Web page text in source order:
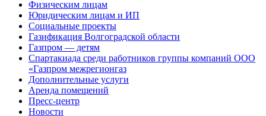
Физическим лицам
Юридическим лицам и ИП
Социальные проекты
Газификация Волгоградской области
Газпром — детям
Спартакиада среди работников группы компаний ООО
«Газпром межрегионгаз
Дополнительные услуги
Аренда помещений
Пресс-центр
Новости